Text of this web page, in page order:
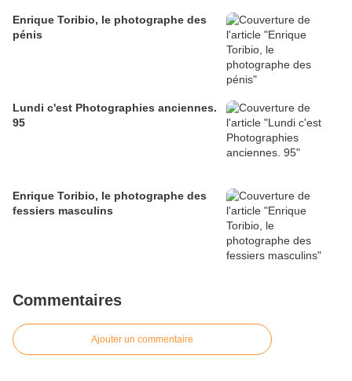
Enrique Toribio, le photographe des
pénis
Lundi c'est Photographies anciennes.
95
Enrique Toribio, le photographe des
fessiers masculins
Commentaires
Ajouter un commentaire